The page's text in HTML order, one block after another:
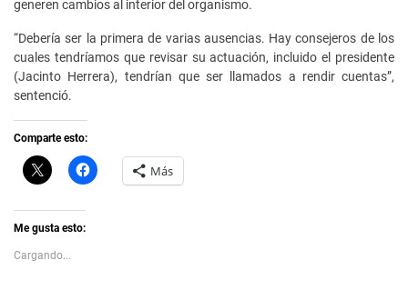
generen cambios al interior del organismo.
“Debería ser la primera de varias ausencias. Hay consejeros de los
cuales tendríamos que revisar su actuación, incluido el presidente
(Jacinto Herrera), tendrían que ser llamados a rendir cuentas”,
sentenció.
Comparte esto:
C
l
k
t
s
h
H
a Más
Me gusta esto:
Cargando...